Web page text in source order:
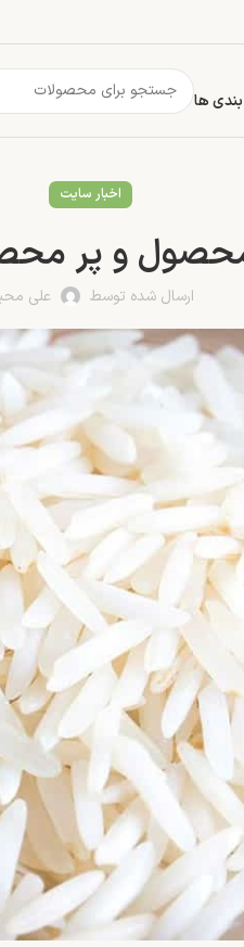
ها
اخبار سایت
و پر
ارسال شده توسط علی